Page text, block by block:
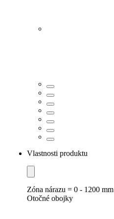
Vlastnosti produktu
Zóna nárazu = 0 - 1200 mm
Otočné obojky